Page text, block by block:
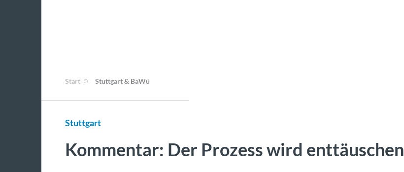
Start Stuttgart & BaWü
Stuttgart
Kommentar: Der Prozess wird enttäuschen